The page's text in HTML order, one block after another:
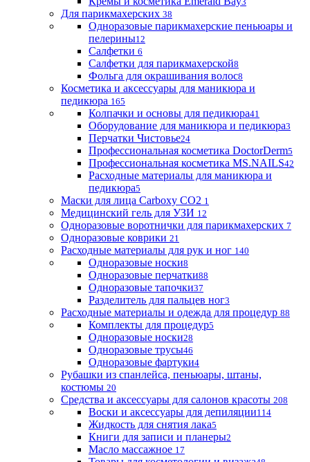
Для парикмахерских 38
Одноразовые парикмахерские пеньюары и
пелерины12
Салфетки 6
Салфетки для парикмахерской8
Фольга для окрашивания волос8
Косметика и аксессуары для маникюра и
педикюра 165
Колпачки и основы для педикюра41
Оборудование для маникюра и педикюра3
Перчатки Чистовье24
Профессиональная косметика DoctorDerm5
Профессиональная косметика MS.NAILS42
Расходные материалы для маникюра и
педикюра5
Маски для лица Carboxy CO2 1
Медицинский гель для УЗИ 12
Одноразовые воротнички для парикмахерских 7
Одноразовые коврики 21
Расходные материалы для рук и ног 140
Одноразовые носки8
Одноразовые перчатки88
Одноразовые тапочки37
Разделитель для пальцев ног3
Расходные материалы и одежда для процедур 88
Комплекты для процедур5
Одноразовые носки28
Одноразовые трусы46
Одноразовые фартуки4
Рубашки из спанлейса, пеньюары, штаны,
костюмы 20
Средства и аксессуары для салонов красоты 208
Воски и аксессуары для депиляции114
Жидкость для снятия лака5
Книги для записи и планеры2
Масло массажное 17